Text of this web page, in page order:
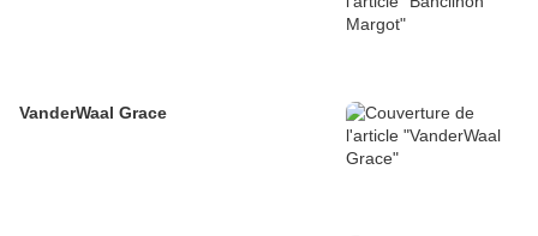
VanderWaal Grace